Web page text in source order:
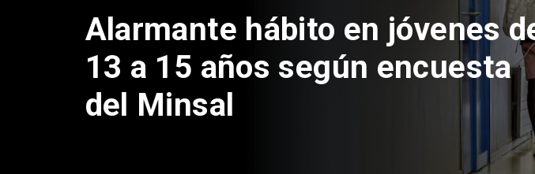
Aprueban creación del Parque
Sebastián Piñera con inversión
de $4 mil millones